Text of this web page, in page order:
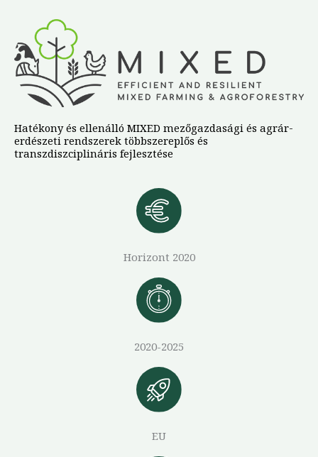
Hatékony és ellenálló MIXED mezőgazdasági és agrár-
erdészeti rendszerek többszereplős és
transzdiszciplináris fejlesztése
Horizont 2020
2020-2025
EU